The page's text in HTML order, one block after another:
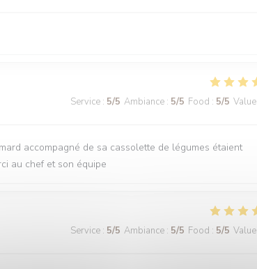
Service : 5/5 Ambiance : 5/5 Food : 5/5 Value
accompagné de sa cassolette de légumes étaient
au chef et son équipe
Service : 5/5 Ambiance : 5/5 Food : 5/5 Value